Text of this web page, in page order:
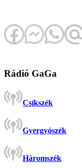
Rádió GaGa
Csíkszék
Gyergyószék
Háromszék